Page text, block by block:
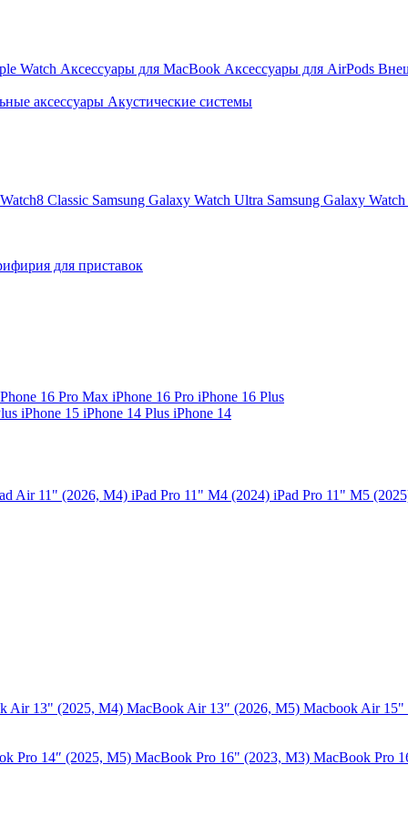
Watch Аксессуары для MacBook Аксессуары для AirPods
аксессуары Акустические системы
Classic Samsung Galaxy Watch Ultra Samsung Galaxy
для приставок
16 Pro Max iPhone 16 Pro iPhone 16 Plus
iPhone 15 iPhone 14 Plus iPhone 14
Air 11" (2026, M4) iPad Pro 11" M4 (2024) iPad Pro 11" M5
Air 13" (2025, M4) MacBook Air 13″ (2026, M5) Macbook Air 15"
Pro 14″ (2025, M5) MacBook Pro 16" (2023, M3) MacBook Pro